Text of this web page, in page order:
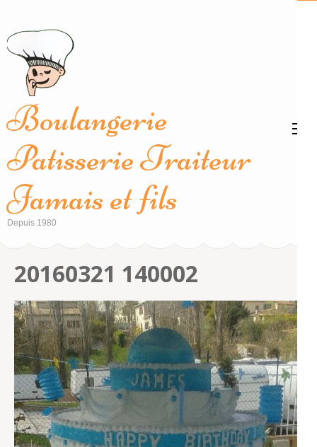
contenu
(Pressez
Entrée)
Boulangerie
Patisserie Traiteur
Jamais et fils
Depuis 1980
20160321 140002